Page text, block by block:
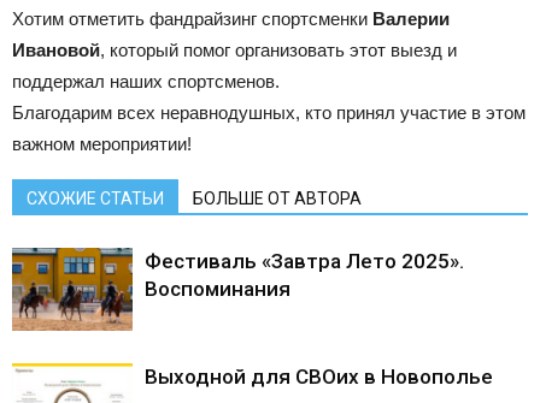
Хотим отметить фандрайзинг спортсменки Валерии
Ивановой, который помог организовать этот выезд и
поддержал наших спортсменов.
Благодарим всех неравнодушных, кто принял участие в этом
важном мероприятии!
СХОЖИЕ СТАТЬИ БОЛЬШЕ ОТ АВТОРА
Фестиваль «Завтра Лето 2025».
Воспоминания
Выходной для СВОих в Новополье